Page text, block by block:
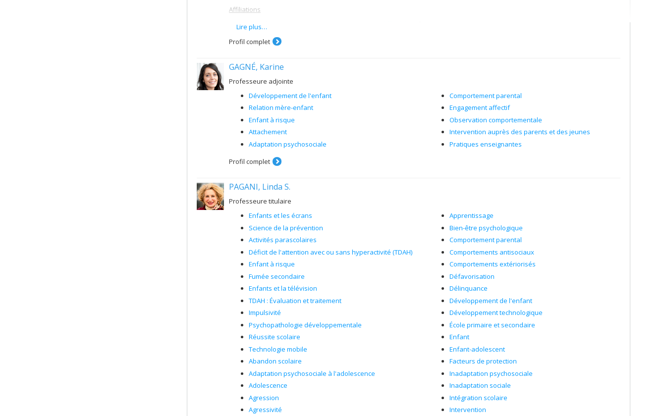
Affiliations
Chercheuse,
Chercheuse,
Lire plus…
Profil complet
GAGNÉ, Karine
Professeure adjointe
Développement de l'enfant
Relation mère-enfant
Enfant à risque
Attachement
Adaptation psychosociale
Comportement parental
Engagement affectif
Observation comportementale
Intervention auprès des parents et des jeunes
Pratiques enseignantes
Profil complet
PAGANI, Linda S.
Professeure titulaire
Enfants et les écrans
Science de la prévention
Activités parascolaires
Déficit de l'attention avec ou sans hyperactivité (TDAH)
Enfant à risque
Fumée secondaire
Enfants et la télévision
TDAH : Évaluation et traitement
Impulsivité
Psychopathologie développementale
Réussite scolaire
Technologie mobile
Abandon scolaire
Adaptation psychosociale à l'adolescence
Adolescence
Agression
Agressivité
Apprentissage
Bien-être psychologique
Comportement parental
Comportements antisociaux
Comportements extériorisés
Défavorisation
Délinquance
Développement de l'enfant
Développement technologique
École primaire et secondaire
Enfant
Enfant-adolescent
Facteurs de protection
Inadaptation psychosociale
Inadaptation sociale
Intégration scolaire
Intervention